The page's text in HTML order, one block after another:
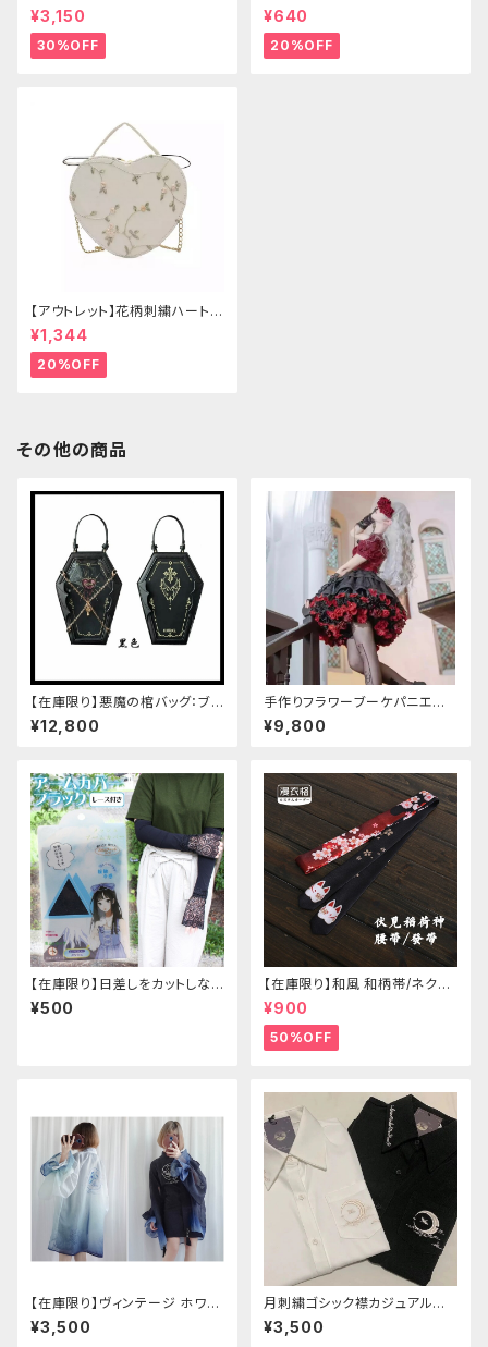
ゴールドクラウン＆ホーン(ヴェ
ール付き)
¥3,150
30%OFF
ー
¥640
20%OFF
【アウトレット】花柄刺繍ハートバ
ッグ
¥1,344
20%OFF
その他の商品
【在庫限り】悪魔の棺バッグ：ブラ
ック
¥12,800
手作りフラワーブーケパニエ
（❁⃘5色展開❁⃘）
¥9,800
【在庫限り】日差しをカットしな
がら手元もオシャレに♪ UVア
ームカバー ブラック レース
¥500
【在庫限り】和風 和柄帯/ネクタ
イ/リボン（狐面/金魚
¥900
50%OFF
【在庫限り】ヴィンテージ ホワイ
トタイガー チョンサム ショートス
リーブ
¥3,500
月刺繍ゴシック襟カジュアルブラ
ウス(長袖)
¥3,500